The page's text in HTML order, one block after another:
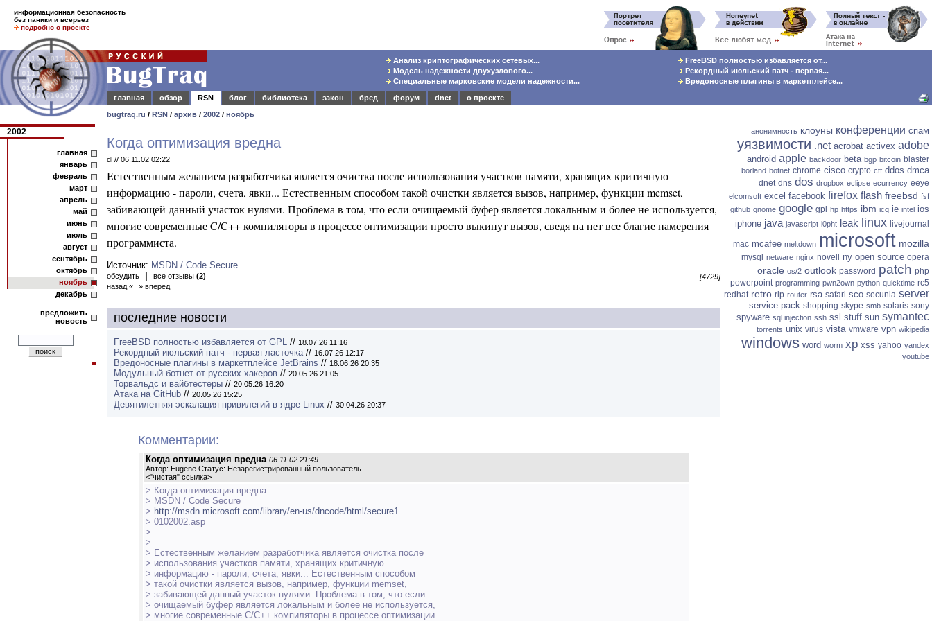
информационная безопасность
без паники и всерьез
подробно о проекте
Анализ криптографических сетевых...
Модель надежности двухузлового...
Специальные марковские модели надежности...
FreeBSD полностью избавляется от...
Рекордный июльский патч - первая...
Вредоносные плагины в маркетплейсе...
главная
обзор RSN блог библиотека закон бред форум dnet
о проекте
bugtraq.ru / RSN / архив / 2002 / ноябрь
2002
главная
январь
февраль
март
апрель
май
июнь
июль
август
сентябрь
октябрь
ноябрь
декабрь
предложить
новость
Когда оптимизация вредна
dl // 06.11.02 02:22
Естественным желанием разработчика является очистка после использования участков памяти, хранящих критичную
информацию - пароли, счета, явки... Естественным способом такой очистки является вызов, например, функции memset,
забивающей данный участок нулями. Проблема в том, что если очищаемый буфер является локальным и более не используется,
многие современные C/C++ компиляторы в процессе оптимизации просто выкинут вызов, сведя на нет все благие намерения
программиста.
Источник: MSDN / Code Secure
обсудить все отзывы (2)
[4729]
назад «
» вперед
последние новости
FreeBSD полностью избавляется от GPL // 18.07.26 11:16
Рекордный июльский патч - первая ласточка// 16.07.26 12:17
Вредоносные плагины в маркетплейсе JetBrains // 18.06.26 20:35
Модульный ботнет от русских хакеров // 20.05.26 21:05
Торвальдс и вайбтестеры // 20.05.26 16:20
Атака на GitHub // 20.05.26 15:25
Девятилетняя эскалация привилегий в ядре Linux // 30.04.26 20:37
Комментарии:
Когда оптимизация вредна 06.11.02 21:49
Автор: Eugene Статус: Незарегистрированный пользователь
<"чистая" ссылка>
> Когда оптимизация вредна
> MSDN / Code Secure
> http://msdn.microsoft.com/library/en-us/dncode/html/secure1
> 0102002.asp
>
>
> Естественным желанием разработчика является очистка после
> использования участков памяти, хранящих критичную
> информацию - пароли, счета, явки... Естественным способом
> такой очистки является вызов, например, функции memset,
> забивающей данный участок нулями. Проблема в том, что если
> очищаемый буфер является локальным и более не используется,
> многие современные C/C++ компиляторы в процессе оптимизации
анонимность клоуны конференции спам
уязвимости .net acrobat activex adobe
android apple backdoor beta bgp bitcoin blaster
borland botnet chrome cisco crypto ctf ddos dmca
dnet dns dos dropbox eclipse ecurrency eeye
elcomsoft excel facebook firefox flash freebsd fsf
github gnome google gpl hp https ibm icq ie intel ios
iphone java javascript l0pht leak linux livejournal
mac mcafee meltdown microsoft mozilla
mysql netware nginx novell ny open source opera
oracle os/2 outlook password patch php
powerpoint programming pwn2own python quicktime rc5
redhat retro rip router rsa safari sco secunia server
service pack shopping skype smb solaris sony
spyware sql injection ssh ssl stuff sun symantec
torrents unix virus vista vmware vpn wikipedia
windows word worm xp xss yahoo yandex
youtube